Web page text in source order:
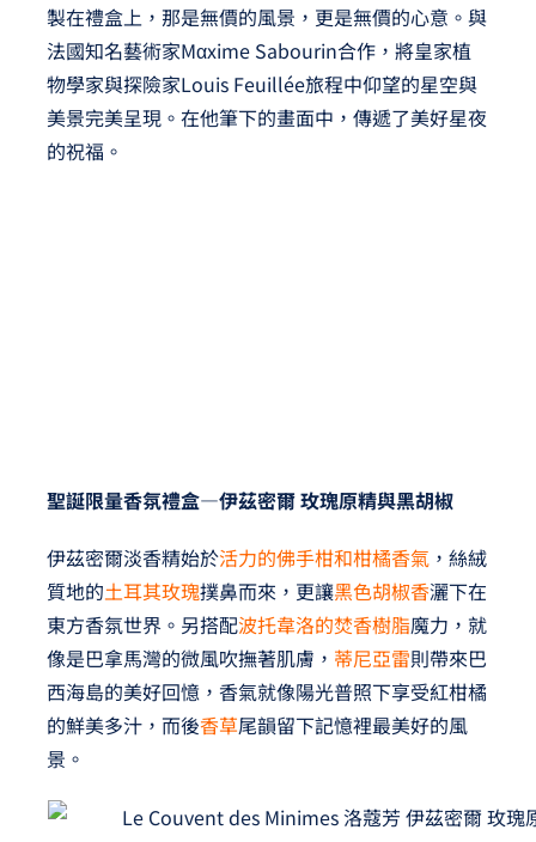
製在禮盒上，那是無價的風景，更是無價的心意。與
法國知名藝術家Mαxime Sabourin合作，將皇家植
物學家與探險家Louis Feuillée旅程中仰望的星空與
美景完美呈現。在他筆下的畫面中，傳遞了美好星夜
的祝福。
聖誕限量香氛禮盒—伊茲密爾 玫瑰原精與黑胡椒
伊茲密爾淡香精始於活力的佛手柑和柑橘香氣，絲絨
質地的土耳其玫瑰撲鼻而來，更讓黑色胡椒香灑下在
東方香氛世界。另搭配波托韋洛的焚香樹脂魔力，就
像是巴拿馬灣的微風吹撫著肌膚， 蒂尼亞雷則帶來巴
西海島的美好回憶，香氣就像陽光普照下享受紅柑橘
的鮮美多汁，而後香草尾韻留下記憶裡最美好的風
景。